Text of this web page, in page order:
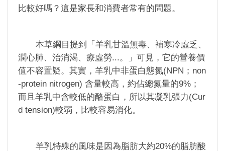
比較好嗎？這是家長和消費者常有的問題。
本草綱目提到「羊乳甘溫無毒、補寒冷虛乏、
潤心肺、治消渴、療虛勞...。」可見，它的營養價
值不容置疑。其實，羊乳中非蛋白態氮(NPN；non
-protein nitrogen) 含量較高，約佔總氮量的9%；
而且羊乳中含較低的酪蛋白，所以其凝乳張力(Cur
d tension)較弱，比較容易消化。
羊乳特殊的風味是因為脂肪大約20%的脂肪酸